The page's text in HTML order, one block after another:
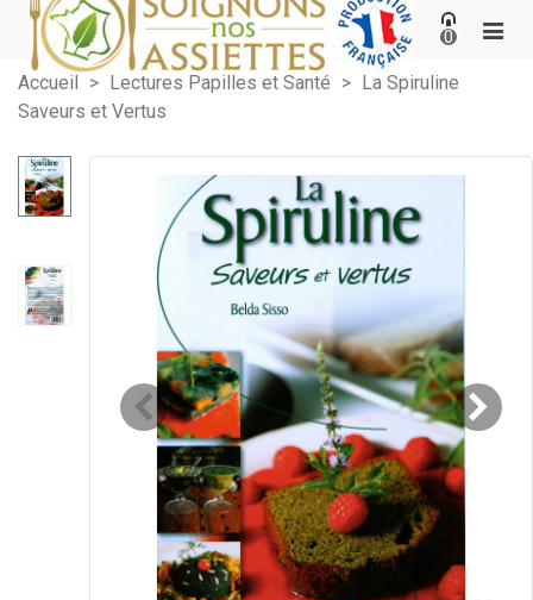
0
Accueil > Lectures Papilles et Santé > La Spiruline
Saveurs et Vertus